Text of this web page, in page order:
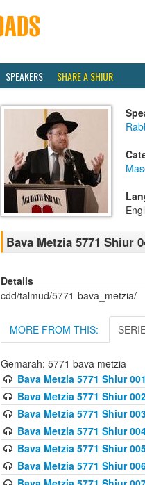
SPEAKERS SHARE A SHIUR
Bava Metzia 5771 Shiur
Details
cdd/talmud/5771-bava_metzia/
MORE FROM THIS:
Gemarah: 5771 bava metzia
Bava Metzia 5771 Shiur
Bava Metzia 5771 Shiur
Bava Metzia 5771 Shiur
Bava Metzia 5771 Shiur
Bava Metzia 5771 Shiur
Bava Metzia 5771 Shiur